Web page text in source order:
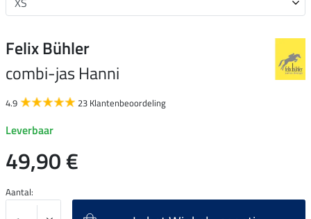
Felix Bühler
combi-jas Hanni
4.9 23 Klantenbeoordeling
Leverbaar
49,90 €
Aantal: